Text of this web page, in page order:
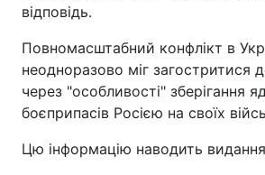
відповідь.
Повномасштабний конфлікт в
неодноразово міг загостритися
через "особливості" зберігання
боєприпасів Росією на своїх
Цю інформацію наводить